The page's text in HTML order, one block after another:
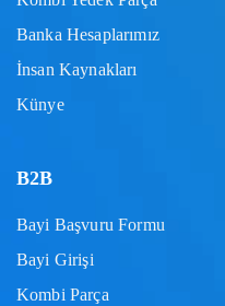
Banka Hesaplarımız
İnsan Kaynakları
Künye
B2B
Bayi Başvuru Formu
Bayi Girişi
Kombi Parça